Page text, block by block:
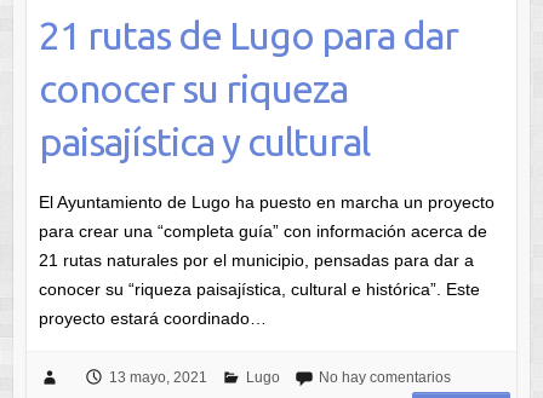
21 rutas de Lugo para dar
conocer su riqueza
paisajística y cultural
El Ayuntamiento de Lugo ha puesto en marcha un proyecto
para crear una “completa guía” con información acerca de
21 rutas naturales por el municipio, pensadas para dar a
conocer su “riqueza paisajística, cultural e histórica”. Este
proyecto estará coordinado…
13 mayo, 2021 Lugo No hay comentarios